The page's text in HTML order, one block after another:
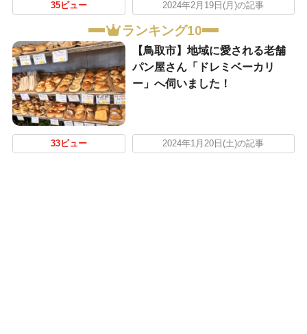
35ビュー 2024年2月19日(月)の記事
ランキング10
【鳥取市】地域に愛される老舗
パン屋さん「ドレミベーカリ
ー」へ伺いました！
33ビュー 2024年1月20日(土)の記事